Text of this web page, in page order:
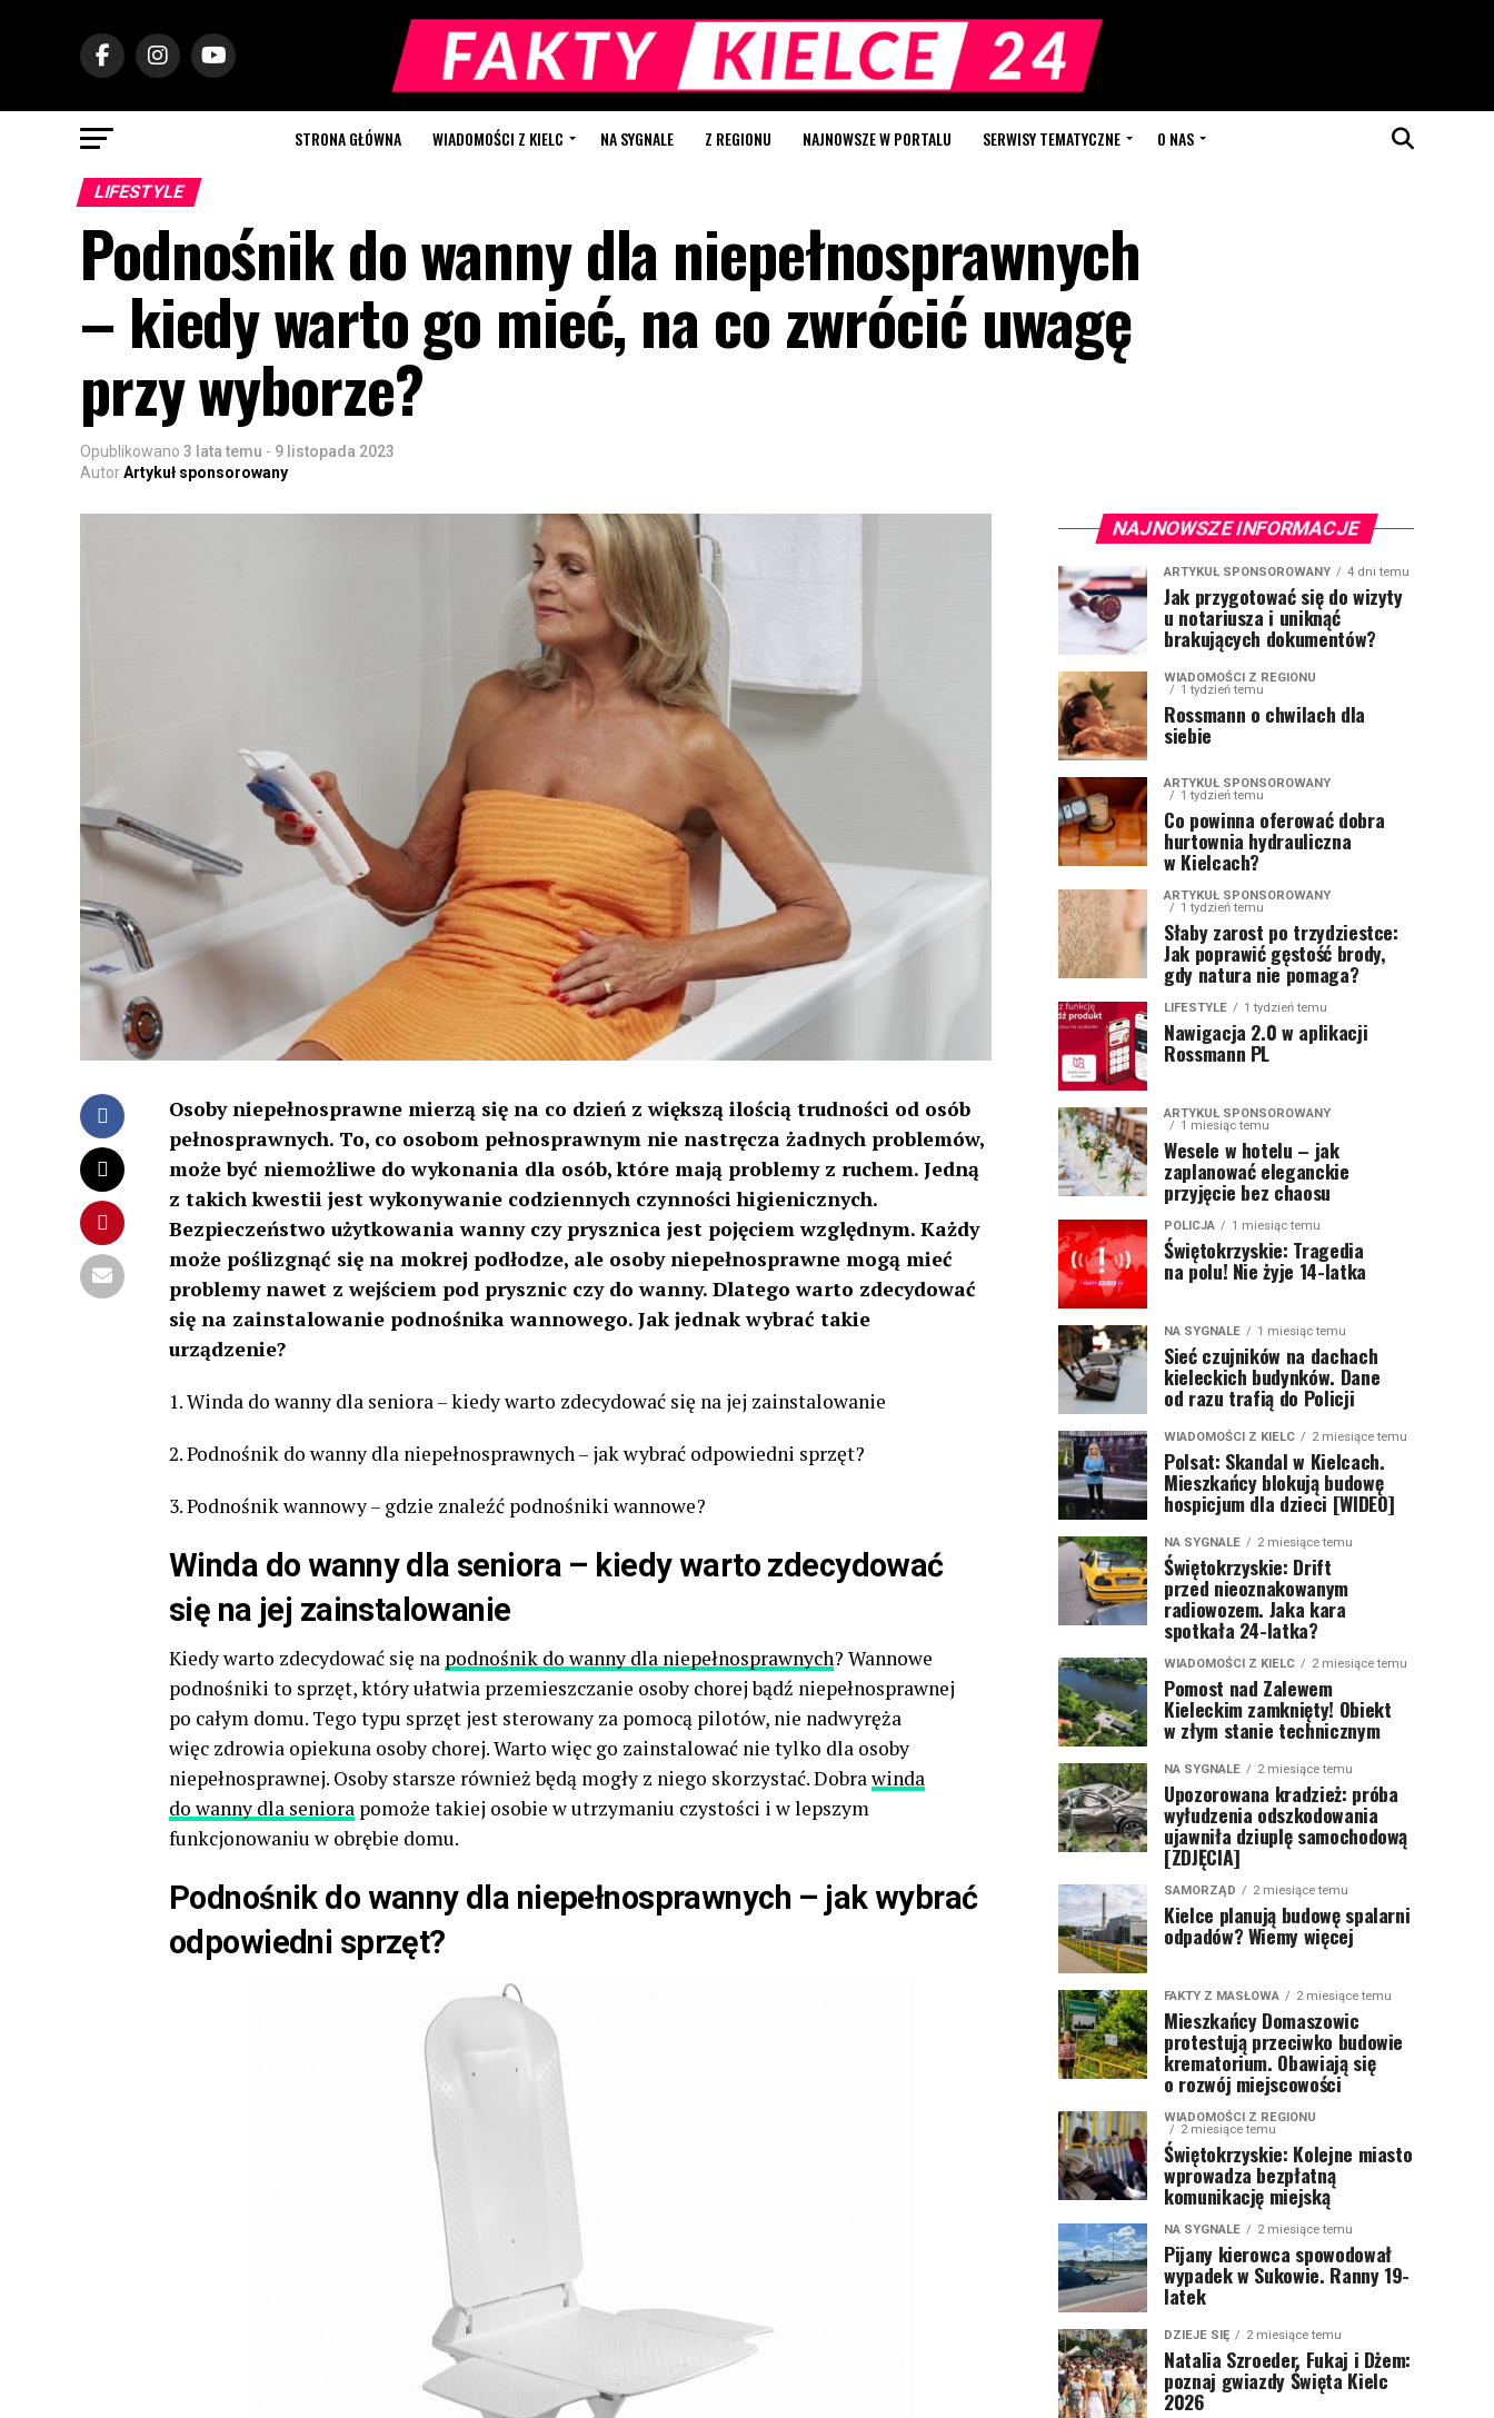
STRONA GŁÓWNA WIADOMOŚCI Z KIELC NA SYGNALE Z REGIONU NAJNOWSZE W PORTALU SERWISY TEMATYCZNE O NAS
LIFESTYLE
Podnośnik do wanny dla niepełnosprawnych
– kiedy warto go mieć, na co zwrócić uwagę
przy wyborze?
Opublikowano 3 lata temu - 9 listopada 2023
AutorArtykuł sponsorowany
Osoby niepełnosprawne mierzą się na co dzień z większą ilością trudności od osób
pełnosprawnych. To, co osobom pełnosprawnym nie nastręcza żadnych problemów,
może być niemożliwe do wykonania dla osób, które mają problemy z ruchem. Jedną
z takich kwestii jest wykonywanie codziennych czynności higienicznych.
Bezpieczeństwo użytkowania wanny czy prysznica jest pojęciem względnym. Każdy
może poślizgnąć się na mokrej podłodze, ale osoby niepełnosprawne mogą mieć
problemy nawet z wejściem pod prysznic czy do wanny. Dlatego warto zdecydować
się na zainstalowanie podnośnika wannowego. Jak jednak wybrać takie
urządzenie?
1. Winda do wanny dla seniora – kiedy warto zdecydować się na jej zainstalowanie
2. Podnośnik do wanny dla niepełnosprawnych – jak wybrać odpowiedni sprzęt?
3. Podnośnik wannowy – gdzie znaleźć podnośniki wannowe?
Winda do wanny dla seniora – kiedy warto zdecydować
się na jej zainstalowanie
Kiedy warto zdecydować się na podnośnik do wanny dla niepełnosprawnych? Wannowe
podnośniki to sprzęt, który ułatwia przemieszczanie osoby chorej bądź niepełnosprawnej
po całym domu. Tego typu sprzęt jest sterowany za pomocą pilotów, nie nadwyręża
więc zdrowia opiekuna osoby chorej. Warto więc go zainstalować nie tylko dla osoby
niepełnosprawnej. Osoby starsze również będą mogły z niego skorzystać. Dobrawinda
do wanny dla seniora pomoże takiej osobie w utrzymaniu czystości i w lepszym
funkcjonowaniu w obrębie domu.
Podnośnik do wanny dla niepełnosprawnych – jak wybrać
odpowiedni sprzęt?
NAJNOWSZE INFORMACJE
ARTYKUŁ SPONSOROWANY 4 dni temu
Jak przygotować się do wizyty
u notariusza i uniknąć
brakujących dokumentów?
WIADOMOŚCI Z REGIONU
1 tydzień temu
Rossmann o chwilach dla
siebie
ARTYKUŁ SPONSOROWANY
1 tydzień temu
Co powinna oferować dobra
hurtownia hydrauliczna
w Kielcach?
ARTYKUŁ SPONSOROWANY
1 tydzień temu
Słaby zarost po trzydziestce:
Jak poprawić gęstość brody,
gdy natura nie pomaga?
LIFESTYLE 1 tydzień temu
Nawigacja 2.0 w aplikacji
Rossmann PL
ARTYKUŁ SPONSOROWANY
1 miesiąc temu
Wesele w hotelu – jak
zaplanować eleganckie
przyjęcie bez chaosu
POLICJA 1 miesiąc temu
Świętokrzyskie: Tragedia
na polu! Nie żyje 14-latka
NA SYGNALE 1 miesiąc temu
Sieć czujników na dachach
kieleckich budynków. Dane
od razu trafią do Policji
WIADOMOŚCI Z KIELC 2 miesiące temu
Polsat: Skandal w Kielcach.
Mieszkańcy blokują budowę
hospicjum dla dzieci [WIDEO]
NA SYGNALE 2 miesiące temu
Świętokrzyskie: Drift
przed nieoznakowanym
radiowozem. Jaka kara
spotkała 24-latka?
WIADOMOŚCI Z KIELC 2 miesiące temu
Pomost nad Zalewem
Kieleckim zamknięty! Obiekt
w złym stanie technicznym
NA SYGNALE 2 miesiące temu
Upozorowana kradzież: próba
wyłudzenia odszkodowania
ujawniła dziuplę samochodową
[ZDJĘCIA]
SAMORZĄD 2 miesiące temu
Kielce planują budowę spalarni
odpadów? Wiemy więcej
FAKTY Z MASŁOWA 2 miesiące temu
Mieszkańcy Domaszowic
protestują przeciwko budowie
krematorium. Obawiają się
o rozwój miejscowości
WIADOMOŚCI Z REGIONU
2 miesiące temu
Świętokrzyskie: Kolejne miasto
wprowadza bezpłatną
komunikację miejską
NA SYGNALE 2 miesiące temu
Pijany kierowca spowodował
wypadek w Sukowie. Ranny 19-
latek
DZIEJE SIĘ 2 miesiące temu
Natalia Szroeder, Fukaj i Dżem:
poznaj gwiazdy Święta Kielc
2026